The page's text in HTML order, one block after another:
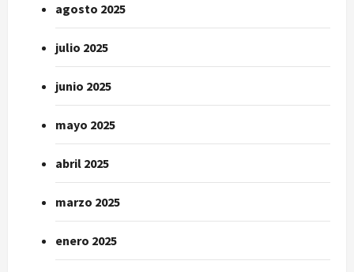
agosto 2025
julio 2025
junio 2025
mayo 2025
abril 2025
marzo 2025
enero 2025